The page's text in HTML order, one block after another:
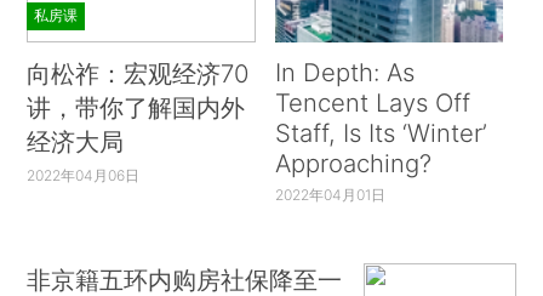
私房课
向松祚：宏观经济70
讲，带你了解国内外
经济大局
2022年04月06日
In Depth: As
Tencent Lays Off
Staff, Is Its ‘Winter’
Approaching?
2022年04月01日
非京籍五环内购房社保降至一